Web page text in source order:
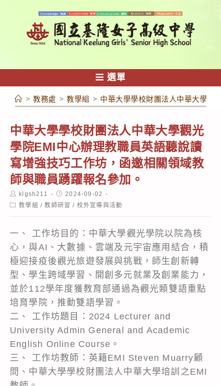
容
選單
> 教務處 > 教學組 > 中華大學學校財團法人中華大學觀
中華大學學校財團法人中華大學觀光
學院EMI中心辦理教職員英語聽說讀
寫增強技巧工作坊，函邀相關領域教
師與職員踴躍報名參加。
Post
author:
klgsh211
Post
published:
2024-09-02
Post教學組 / 教師研習 / 校外宣導與活動
一、 工作坊目的：中華大學觀光學院以院為核
心，與AI、大數據、雲端及元宇宙應用結合，積
極迎接疫後觀光旅遊發展與挑戰，師生創新轉
型、學生跨域學習、開創多元就業及創業能力，
並於112學年度獲教育部通過為觀光類雙語重點
培育學院，推動雙語學習。
二、 工作坊題目：2024 Lecturer and
University Admin General and Academic
English Online Course。
三、 工作坊教師：英籍EMI Steven Muarry顧
問、中華大學學校財團法人中華大學培訓之EMI